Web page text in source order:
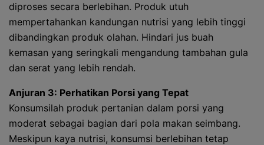
diproses secara berlebihan. Produk utuh
mempertahankan kandungan nutrisi yang lebih tinggi
dibandingkan produk olahan. Hindari jus buah
kemasan yang seringkali mengandung tambahan gula
dan serat yang lebih rendah.
Anjuran 3: Perhatikan Porsi yang Tepat
Konsumsilah produk pertanian dalam porsi yang
moderat sebagai bagian dari pola makan seimbang.
Meskipun kaya nutrisi, konsumsi berlebihan tetap